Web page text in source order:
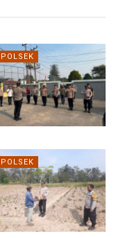
POLSEK
POLSEK